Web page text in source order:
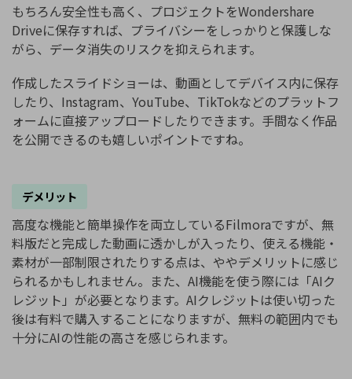
もちろん安全性も高く、プロジェクトをWondershare
Driveに保存すれば、プライバシーをしっかりと保護しな
がら、データ消失のリスクを抑えられます。
作成したスライドショーは、動画としてデバイス内に保存
したり、Instagram、YouTube、TikTokなどのプラットフ
ォームに直接アップロードしたりできます。手間なく作品
を公開できるのも嬉しいポイントですね。
デメリット
高度な機能と簡単操作を両立しているFilmoraですが、無
料版だと完成した動画に透かしが入ったり、使える機能・
素材が一部制限されたりする点は、ややデメリットに感じ
られるかもしれません。また、AI機能を使う際には「AIク
レジット」が必要となります。AIクレジットは使い切った
後は有料で購入することになりますが、無料の範囲内でも
十分にAIの性能の高さを感じられます。